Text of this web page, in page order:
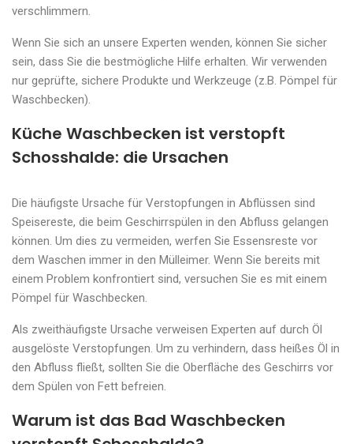
verschlimmern.
Wenn Sie sich an unsere Experten wenden, können Sie sicher
sein, dass Sie die bestmögliche Hilfe erhalten. Wir verwenden
nur geprüfte, sichere Produkte und Werkzeuge (z.B. Pömpel für
Waschbecken).
Küche Waschbecken ist verstopft
Schosshalde: die Ursachen
Die häufigste Ursache für Verstopfungen in Abflüssen sind
Speisereste, die beim Geschirrspülen in den Abfluss gelangen
können. Um dies zu vermeiden, werfen Sie Essensreste vor
dem Waschen immer in den Mülleimer. Wenn Sie bereits mit
einem Problem konfrontiert sind, versuchen Sie es mit einem
Pömpel für Waschbecken.
Als zweithäufigste Ursache verweisen Experten auf durch Öl
ausgelöste Verstopfungen. Um zu verhindern, dass heißes Öl in
den Abfluss fließt, sollten Sie die Oberfläche des Geschirrs vor
dem Spülen von Fett befreien.
Warum ist das Bad Waschbecken